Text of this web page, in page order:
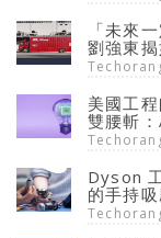
「未來
劉強東
美國工
雙腰斬
Dyson
的手持